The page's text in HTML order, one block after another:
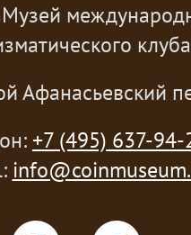
Афанасьевский
+7 (495) 637-94-